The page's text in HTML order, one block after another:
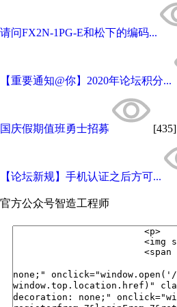
请问FX2N-1PG-E和松下的编码...
【重要通知@你】2020年论坛积分...
国庆假期值班勇士招募 [435]
【论坛新规】手机认证之后方可...
官方公众号智造工程师